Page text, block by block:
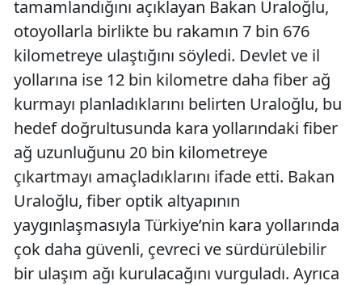
tamamlandığını açıklayan Bakan Uraloğlu,
otoyollarla birlikte bu rakamın 7 bin 676
kilometreye ulaştığını söyledi. Devlet ve il
yollarına ise 12 bin kilometre daha fiber ağ
kurmayı planladıklarını belirten Uraloğlu, bu
hedef doğrultusunda kara yollarındaki fiber
ağ uzunluğunu 20 bin kilometreye
çıkartmayı amaçladıklarını ifade etti. Bakan
Uraloğlu, fiber optik altyapının
yaygınlaşmasıyla Türkiye’nin kara yollarında
çok daha güvenli, çevreci ve sürdürülebilir
bir ulaşım ağı kurulacağını vurguladı. Ayrıca